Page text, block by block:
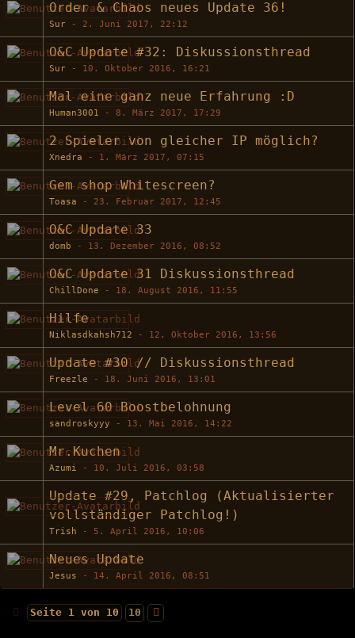
Order & Chaos neues Update 36!
Sur - 2. Juni 2017, 22:12
O&C Update #32: Diskussionsthread
Sur - 10. Oktober 2016, 16:21
Mal eine ganz neue Erfahrung :D
Human3001 - 8. März 2017, 17:29
2 Spieler von gleicher IP möglich?
Xnedra - 1. März 2017, 07:15
Gem shop Whitescreen?
Toasa - 23. Februar 2017, 12:45
O&C Update 33
domb - 13. Dezember 2016, 08:52
O&C Update 31 Diskussionsthread
ChillDone - 18. August 2016, 11:55
Hilfe
Niklasdkahsh712 - 12. Oktober 2016, 13:56
Update #30 // Diskussionsthread
Freezle - 18. Juni 2016, 13:01
Level 60 Boostbelohnung
sandroskyyy - 13. Mai 2016, 14:22
Mr.Kuchen
Azumi - 10. Juli 2016, 03:58
Update #29, Patchlog (Aktualisierter
vollständiger Patchlog!)
Trish - 5. April 2016, 10:06
Neues Update
Jesus - 14. April 2016, 08:51
Seite 1 von 10 10